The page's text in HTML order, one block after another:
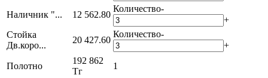
Наличник "...
12 562.80
Количество-
+
Стойка
Дв.коро...
20 427.60
Количество-
+
Полотно
192 862
Тг
1